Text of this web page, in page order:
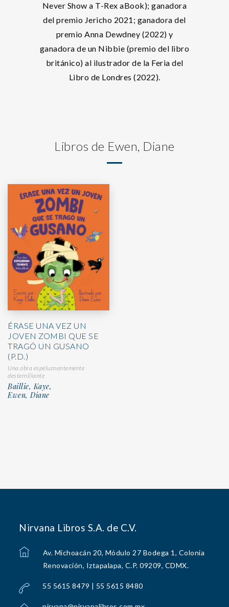
Never Show a T-Rex aBook); ganadora
del premio Jericho 2021; ganadora del
premio Anna Dewdney (2022) y
ganadora de un Nibbie (premio del libro
británico) al ilustrador de la Feria del
Libro de Londres (2022).
Libros de Ewen, Diane
ÉRASE UNA VEZ UN
JOVEN ZOMBI QUE SE
TRAGÓ UN GUSANO
(P.D.)
Una obra espeluznantemente
desternillante
Baillie, Kaye,
Ewen, Diane
Nirvana Libros S.A. de C.V.
Av. Michoacán 20, Módulo 27 Bodega 1, Colonia
Renovación, Iztapalapa, C.P. 09209, CDMX.
55 5615 8479 | 55 5615 8480